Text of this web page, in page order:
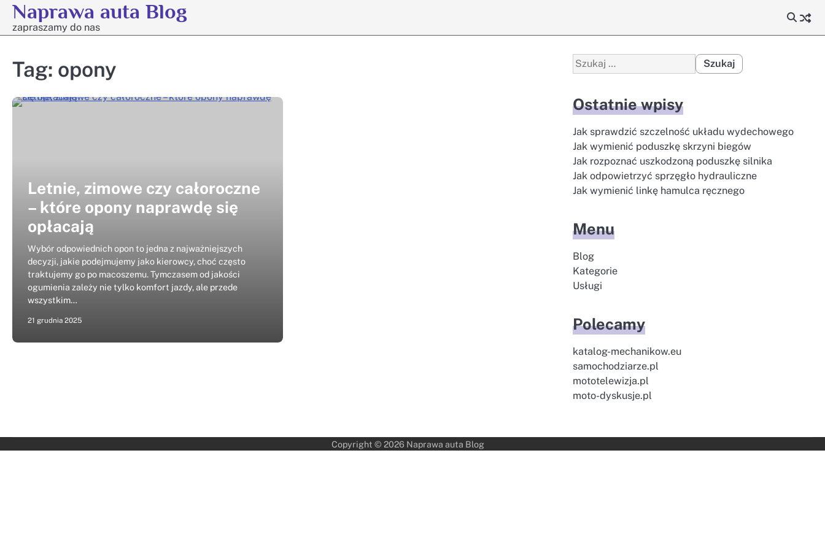
Skip
content
Naprawa auta Blog
zapraszamy do nas
Tag: opony
Letnie, zimowe czy całoroczne
– które opony naprawdę się
opłacają
Wybór odpowiednich opon to jedna z najważniejszych
decyzji, jakie podejmujemy jako kierowcy, choć często
traktujemy go po macoszemu. Tymczasem od jakości
ogumienia zależy nie tylko komfort jazdy, ale przede
wszystkim…
21 grudnia 2025
Szukaj:
Ostatnie wpisy
Jak sprawdzić szczelność układu wydechowego
Jak wymienić poduszkę skrzyni biegów
Jak rozpoznać uszkodzoną poduszkę silnika
Jak odpowietrzyć sprzęgło hydrauliczne
Jak wymienić linkę hamulca ręcznego
Menu
Blog
Kategorie
Usługi
Polecamy
katalog-mechanikow.eu
samochodziarze.pl
mototelewizja.pl
moto-dyskusje.pl
Copyright © 2026 Naprawa auta Blog